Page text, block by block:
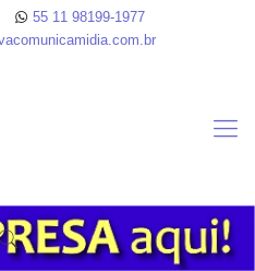
55 11 98199-1977